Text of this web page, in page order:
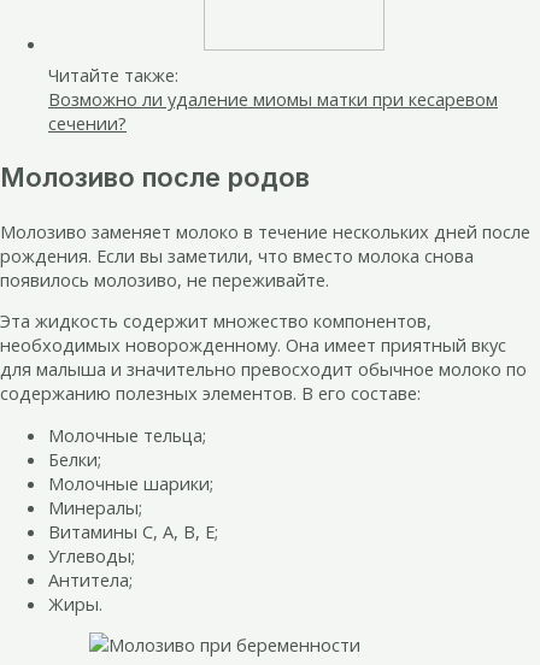
Читайте также:
Возможно ли удаление миомы матки при кесаревом
сечении?
Молозиво после родов
Молозиво заменяет молоко в течение нескольких дней после
рождения. Если вы заметили, что вместо молока снова
появилось молозиво, не переживайте.
Эта жидкость содержит множество компонентов,
необходимых новорожденному. Она имеет приятный вкус
для малыша и значительно превосходит обычное молоко по
содержанию полезных элементов. В его составе:
Молочные тельца;
Белки;
Молочные шарики;
Минералы;
Витамины C, A, B, E;
Углеводы;
Антитела;
Жиры.